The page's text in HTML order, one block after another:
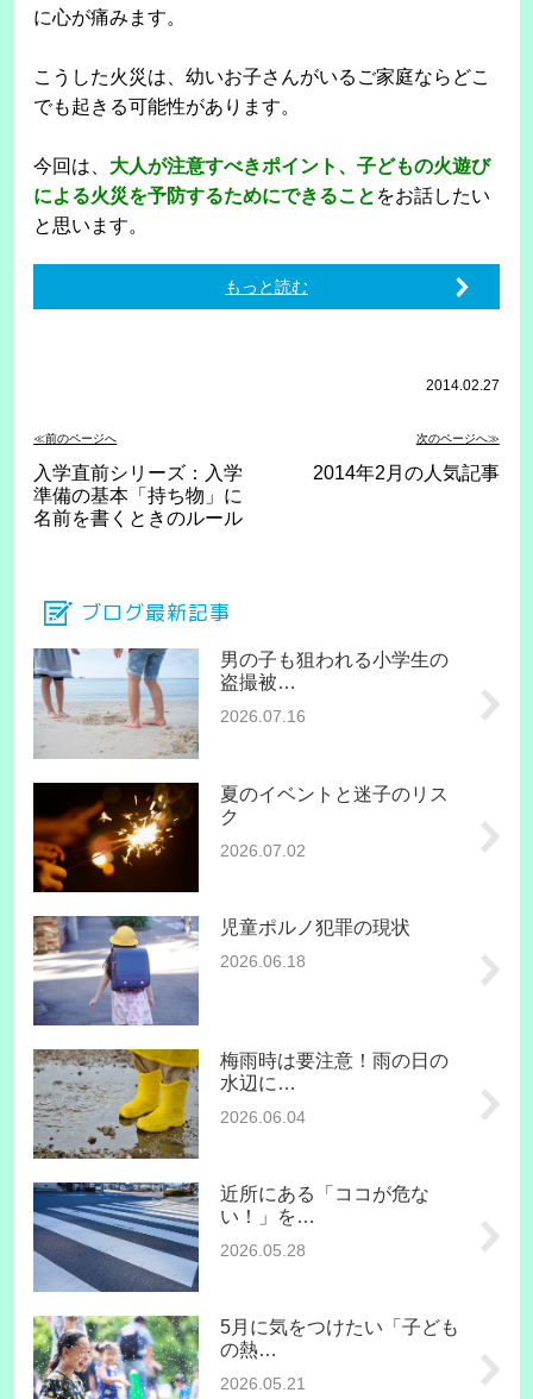
に心が痛みます。
こうした火災は、幼いお子さんがいるご家庭ならどこ
でも起きる可能性があります。
今回は、 大人が注意すべきポイント、子どもの火遊び
による火災を予防するためにできること をお話したい
と思います。
もっと読む
2014.02.27
≪前のページへ 次のページへ≫
入学直前シリーズ：入学
準備の基本「持ち物」に
名前を書くときのルール
2014年2月の人気記事
ブログ最新記事
男の子も狙われる小学生の
盗撮被…
2026.07.16
夏のイベントと迷子のリス
ク
2026.07.02
児童ポルノ犯罪の現状
2026.06.18
梅雨時は要注意！雨の日の
水辺に…
2026.06.04
近所にある「ココが危な
い！」を…
2026.05.28
5月に気をつけたい「子ども
の熱…
2026.05.21